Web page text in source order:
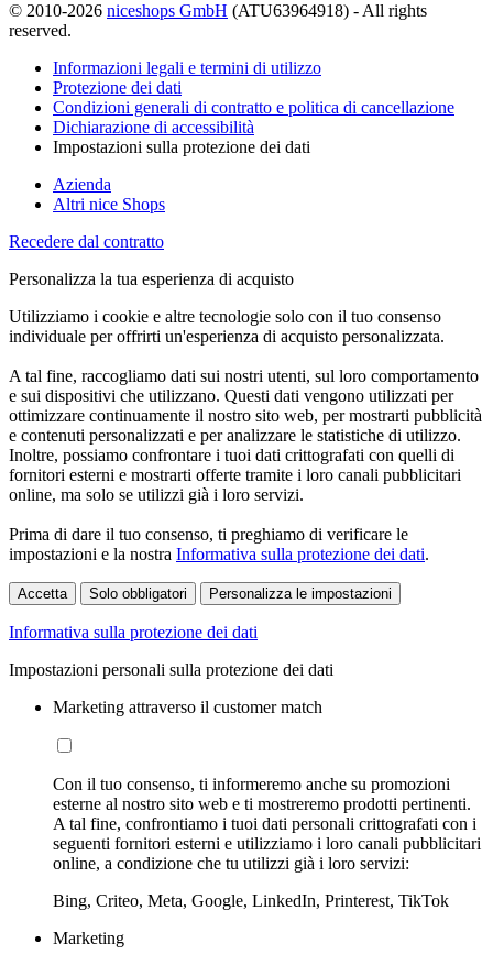
© 2010-2026 niceshops GmbH (ATU63964918) - All rights
reserved.
Informazioni legali e termini di utilizzo
Protezione dei dati
Condizioni generali di contratto e politica di cancellazione
Dichiarazione di accessibilità
Impostazioni sulla protezione dei dati
Azienda
Altri nice Shops
Recedere dal contratto
Personalizza la tua esperienza di acquisto
Utilizziamo i cookie e altre tecnologie solo con il tuo consenso
individuale per offrirti un'esperienza di acquisto personalizzata.
A tal fine, raccogliamo dati sui nostri utenti, sul loro comportamento
e sui dispositivi che utilizzano. Questi dati vengono utilizzati per
ottimizzare continuamente il nostro sito web, per mostrarti pubblicità
e contenuti personalizzati e per analizzare le statistiche di utilizzo.
Inoltre, possiamo confrontare i tuoi dati crittografati con quelli di
fornitori esterni e mostrarti offerte tramite i loro canali pubblicitari
online, ma solo se utilizzi già i loro servizi.
Prima di dare il tuo consenso, ti preghiamo di verificare le
impostazioni e la nostra Informativa sulla protezione dei dati.
Accetta Solo obbligatori Personalizza le impostazioni
Informativa sulla protezione dei dati
Impostazioni personali sulla protezione dei dati
Marketing attraverso il customer match
Con il tuo consenso, ti informeremo anche su promozioni
esterne al nostro sito web e ti mostreremo prodotti pertinenti.
A tal fine, confrontiamo i tuoi dati personali crittografati con i
seguenti fornitori esterni e utilizziamo i loro canali pubblicitari
online, a condizione che tu utilizzi già i loro servizi:
Bing, Criteo, Meta, Google, LinkedIn, Printerest, TikTok
Marketing